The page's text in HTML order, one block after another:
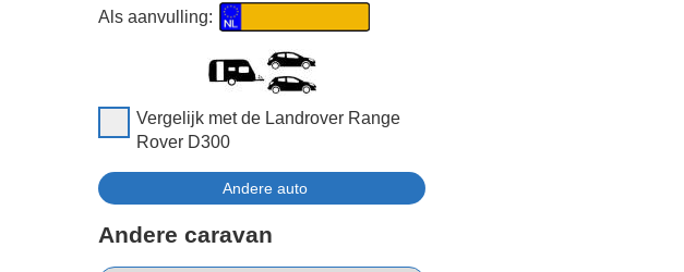
Als aanvulling:
Vergelijk met de Landrover Range
Rover D300
Andere caravan